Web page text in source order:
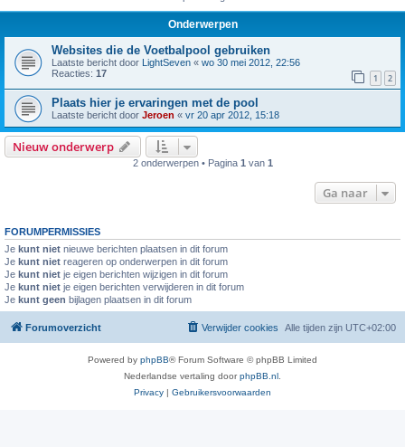
Onderwerpen
Websites die de Voetbalpool gebruiken
Laatste bericht door LightSeven « wo 30 mei 2012, 22:56
Reacties: 17 1 2
Plaats hier je ervaringen met de pool
Laatste bericht door Jeroen « vr 20 apr 2012, 15:18
Nieuw onderwerp
2 onderwerpen • Pagina 1 van 1
Ga naar
FORUMPERMISSIES
Je kunt niet nieuwe berichten plaatsen in dit forum
Je kunt niet reageren op onderwerpen in dit forum
Je kunt niet je eigen berichten wijzigen in dit forum
Je kunt niet je eigen berichten verwijderen in dit forum
Je kunt geen bijlagen plaatsen in dit forum
Forumoverzicht Alle tijden zijn UTC+02:00
Verwijder cookies
Powered by phpBB® Forum Software © phpBB Limited
Nederlandse vertaling doorphpBB.nl
Privacy | Gebruikersvoorwaarden